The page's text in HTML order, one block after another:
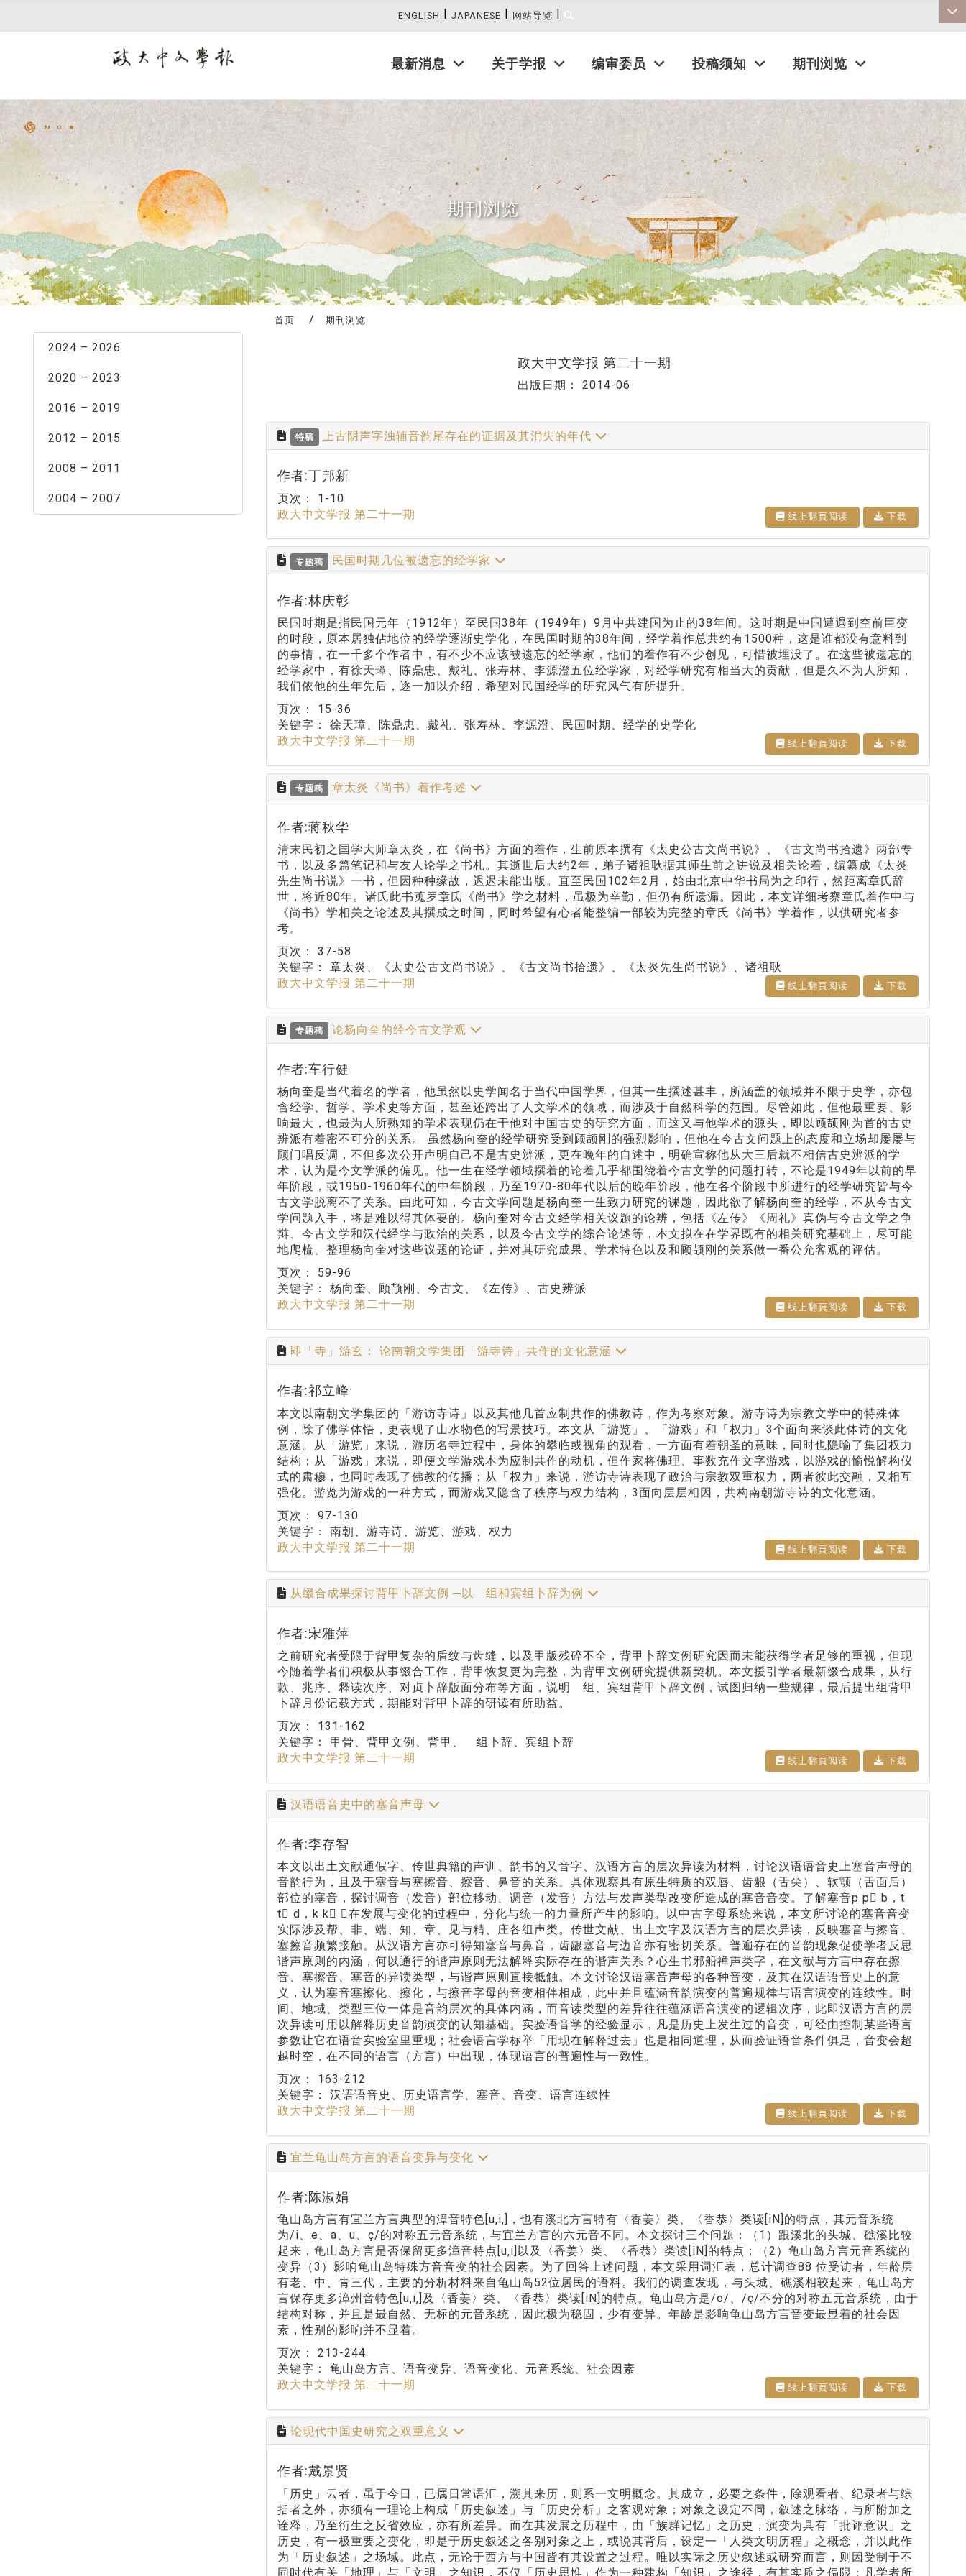
最新消息 关于学报 编审委员 投稿须知 期刊浏览
ENGLISH | JAPANESE | 网站导览 |
期刊浏览
2024 – 2026
2020 – 2023
2016 – 2019
2012 – 2015
2008 – 2011
2004 – 2007
首页 期刊浏览
政大中文学报 第二十一期
出版日期： 2014-06
特稿 上古阴声字浊辅音韵尾存在的证据及其消失的年代
作者:丁邦新
页次： 1-10
政大中文学报 第二十一期
线上翻⾴阅读 下载
专题稿 民国时期几位被遗忘的经学家
作者:林庆彰
民国时期是指民国元年（1912年）至民国38年（1949年）9月中共建国为止的38年间。这时期是中国遭遇到空前巨变
的时段，原本居独佔地位的经学逐渐史学化，在民国时期的38年间，经学着作总共约有1500种，这是谁都没有意料到
的事情，在一千多个作者中，有不少不应该被遗忘的经学家，他们的着作有不少创见，可惜被埋没了。在这些被遗忘的
经学家中，有徐天璋、陈鼎忠、戴礼、张寿林、李源澄五位经学家，对经学研究有相当大的贡献，但是久不为人所知，
我们依他的生年先后，逐一加以介绍，希望对民国经学的研究风气有所提升。
页次： 15-36
关键字： 徐天璋、陈鼎忠、戴礼、张寿林、李源澄、民国时期、经学的史学化
政大中文学报 第二十一期
线上翻⾴阅读 下载
专题稿 章太炎《尚书》着作考述
作者:蒋秋华
清末民初之国学大师章太炎，在《尚书》方面的着作，生前原本撰有《太史公古文尚书说》、《古文尚书拾遗》两部专
书，以及多篇笔记和与友人论学之书札。其逝世后大约2年，弟子诸祖耿据其师生前之讲说及相关论着，编纂成《太炎
先生尚书说》一书，但因种种缘故，迟迟未能出版。直至民国102年2月，始由北京中华书局为之印行，然距离章氏辞
世，将近80年。诸氏此书蒐罗章氏《尚书》学之材料，虽极为辛勤，但仍有所遗漏。因此，本文详细考察章氏着作中与
《尚书》学相关之论述及其撰成之时间，同时希望有心者能整编一部较为完整的章氏《尚书》学着作，以供研究者参
考。
页次： 37-58
关键字： 章太炎、《太史公古文尚书说》、《古文尚书拾遗》、《太炎先生尚书说》、诸祖耿
政大中文学报 第二十一期
线上翻⾴阅读 下载
专题稿 论杨向奎的经今古文学观
作者:车行健
杨向奎是当代着名的学者，他虽然以史学闻名于当代中国学界，但其一生撰述甚丰，所涵盖的领域并不限于史学，亦包
含经学、哲学、学术史等方面，甚至还跨出了人文学术的领域，而涉及于自然科学的范围。尽管如此，但他最重要、影
响最大，也最为人所熟知的学术表现仍在于他对中国古史的研究方面，而这又与他学术的源头，即以顾颉刚为首的古史
辨派有着密不可分的关系。 虽然杨向奎的经学研究受到顾颉刚的强烈影响，但他在今古文问题上的态度和立场却屡屡与
顾门唱反调，不但多次公开声明自己不是古史辨派，更在晚年的自述中，明确宣称他从大三后就不相信古史辨派的学
术，认为是今文学派的偏见。他一生在经学领域撰着的论着几乎都围绕着今古文学的问题打转，不论是1949年以前的早
年阶段，或1950-1960年代的中年阶段，乃至1970-80年代以后的晚年阶段，他在各个阶段中所进行的经学研究皆与今
古文学脱离不了关系。由此可知，今古文学问题是杨向奎一生致力研究的课题，因此欲了解杨向奎的经学，不从今古文
学问题入手，将是难以得其体要的。杨向奎对今古文经学相关议题的论辨，包括《左传》《周礼》真伪与今古文学之争
辩、今古文学和汉代经学与政治的关系，以及今古文学的综合论述等，本文拟在在学界既有的相关研究基础上，尽可能
地爬梳、整理杨向奎对这些议题的论证，并对其研究成果、学术特色以及和顾颉刚的关系做一番公允客观的评估。
页次： 59-96
关键字： 杨向奎、顾颉刚、今古文、《左传》、古史辨派
政大中文学报 第二十一期
线上翻⾴阅读 下载
即「寺」游玄： 论南朝文学集团「游寺诗」共作的文化意涵
作者:祁立峰
本文以南朝文学集团的「游访寺诗」以及其他几首应制共作的佛教诗，作为考察对象。游寺诗为宗教文学中的特殊体
例，除了佛学体悟，更表现了山水物色的写景技巧。本文从「游览」、「游戏」和「权力」3个面向来谈此体诗的文化
意涵。从「游览」来说，游历名寺过程中，身体的攀临或视角的观看，一方面有着朝圣的意味，同时也隐喻了集团权力
结构；从「游戏」来说，即便文学游戏本为应制共作的动机，但作家将佛理、事数充作文字游戏，以游戏的愉悦解构仪
式的肃穆，也同时表现了佛教的传播；从「权力」来说，游访寺诗表现了政治与宗教双重权力，两者彼此交融，又相互
强化。游览为游戏的一种方式，而游戏又隐含了秩序与权力结构，3面向层层相因，共构南朝游寺诗的文化意涵。
页次： 97-130
关键字： 南朝、游寺诗、游览、游戏、权力
政大中文学报 第二十一期
线上翻⾴阅读 下载
从缀合成果探讨背甲卜辞文例 ─以 组和宾组卜辞为例
作者:宋雅萍
之前研究者受限于背甲复杂的盾纹与齿缝，以及甲版残碎不全，背甲卜辞文例研究因而未能获得学者足够的重视，但现
今随着学者们积极从事缀合工作，背甲恢复更为完整，为背甲文例研究提供新契机。本文援引学者最新缀合成果，从行
款、兆序、释读次序、对贞卜辞版面分布等方面，说明 组、宾组背甲卜辞文例，试图归纳一些规律，最后提出组背甲
卜辞月份记载方式，期能对背甲卜辞的研读有所助益。
页次： 131-162
关键字： 甲骨、背甲文例、背甲、 组卜辞、宾组卜辞
政大中文学报 第二十一期
线上翻⾴阅读 下载
汉语语音史中的塞音声母
作者:李存智
本文以出土文献通假字、传世典籍的声训、韵书的又音字、汉语方言的层次异读为材料，讨论汉语语音史上塞音声母的
音韵行为，且及于塞音与塞擦音、擦音、鼻音的关系。具体观察具有原生特质的双唇、齿龈（舌尖）、软颚（舌面后）
部位的塞音，探讨调音（发音）部位移动、调音（发音）方法与发声类型改变所造成的塞音音变。了解塞音p p b，t
t d，k k 在发展与变化的过程中，分化与统一的力量所产生的影响。以中古字母系统来说，本文所讨论的塞音音变
实际涉及帮、非、端、知、章、见与精、庄各组声类。传世文献、出土文字及汉语方言的层次异读，反映塞音与擦音、
塞擦音频繁接触。从汉语方言亦可得知塞音与鼻音，齿龈塞音与边音亦有密切关系。普遍存在的音韵现象促使学者反思
谐声原则的内涵，何以通行的谐声原则无法解释实际存在的谐声关系？心生书邪船禅声类字，在文献与方言中存在擦
音、塞擦音、塞音的异读类型，与谐声原则直接牴触。本文讨论汉语塞音声母的各种音变，及其在汉语语音史上的意
义，认为塞音塞擦化、擦化，与擦音字母的音变相伴相成，此中并且蕴涵音韵演变的普遍规律与语言演变的连续性。时
间、地域、类型三位一体是音韵层次的具体内涵，而音读类型的差异往往蕴涵语音演变的逻辑次序，此即汉语方言的层
次异读可用以解释历史音韵演变的认知基础。实验语音学的经验显示，凡是历史上发生过的音变，可经由控制某些语言
参数让它在语音实验室里重现；社会语言学标举「用现在解释过去」也是相同道理，从而验证语音条件俱足，音变会超
越时空，在不同的语言（方言）中出现，体现语言的普遍性与一致性。
页次： 163-212
关键字： 汉语语音史、历史语言学、塞音、音变、语言连续性
政大中文学报 第二十一期
线上翻⾴阅读 下载
宜兰龟山岛方言的语音变异与变化
作者:陈淑娟
龟山岛方言有宜兰方言典型的漳音特色[u‚i‚]，也有溪北方言特有〈香姜〉类、〈香恭〉类读[iN]的特点，其元音系统
为/i、e、a、u、ç/的对称五元音系统，与宜兰方言的六元音不同。本文探讨三个问题：（1）跟溪北的头城、礁溪比较
起来，龟山岛方言是否保留更多漳音特点[u‚i]以及〈香姜〉类、〈香恭〉类读[iN]的特点；（2）龟山岛方言元音系统的
变异（3）影响龟山岛特殊方音音变的社会因素。为了回答上述问题，本文采用词汇表，总计调查88 位受访者，年龄层
有老、中、青三代，主要的分析材料来自龟山岛52位居民的语料。我们的调查发现，与头城、礁溪相较起来，龟山岛方
言保存更多漳州音特色[u‚i‚]及〈香姜〉类、〈香恭〉类读[iN]的特点。龟山岛方是/o/、/ç/不分的对称五元音系统，由于
结构对称，并且是最自然、无标的元音系统，因此极为稳固，少有变异。年龄是影响龟山岛方言音变最显着的社会因
素，性别的影响并不显着。
页次： 213-244
关键字： 龟山岛方言、语音变异、语音变化、元音系统、社会因素
政大中文学报 第二十一期
线上翻⾴阅读 下载
论现代中国史研究之双重意义
作者:戴景贤
「历史」云者，虽于今日，已属日常语汇，溯其来历，则系一文明概念。其成立，必要之条件，除观看者、纪录者与综
括者之外，亦须有一理论上构成「历史叙述」与「历史分析」之客观对象；对象之设定不同，叙述之脉络，与所附加之
诠释，乃至衍生之反省效应，亦有所差异。而在其发展之历程中，由「族群记忆」之历史，演变为具有「批评意识」之
历史，有一极重要之变化，即是于历史叙述之各别对象之上，或说其背后，设定一「人类文明历程」之概念，并以此作
为「历史叙述」之场域。此点，无论于西方与中国皆有其设置之过程。唯以实际之历史叙述或研究而言，则因受制于不
同时代有关「地理」与「文明」之知识，不仅「历史思惟」作为一种建构「知识」之途径，有其实质之侷限；凡学者所